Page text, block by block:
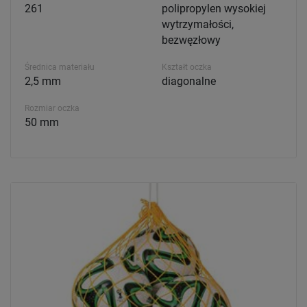
261
polipropylen wysokiej
wytrzymałości,
bezwęzłowy
Średnica materiału
2,5 mm
Kształt oczka
diagonalne
Rozmiar oczka
50 mm